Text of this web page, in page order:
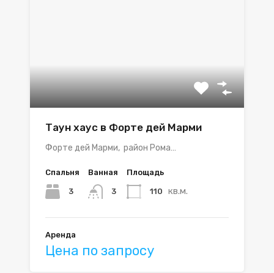
Таун хаус в Форте дей Марми
Форте дей Марми, район Рома…
Спальня
3
Ванная
3
Площадь
110 кв.м.
Аренда
Цена по запросу